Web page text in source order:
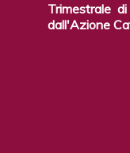
Trimestrale
dall'Azione